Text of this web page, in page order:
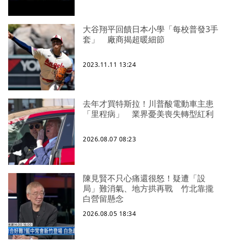
大谷翔平回饋日本小學「每校普發3手
套」 廠商揭超暖細節
2023.11.11 13:24
去年才買特斯拉！川普酸電動車主患
「里程病」 業界憂美喪失轉型紅利
2026.08.07 08:23
陳見賢不只心痛還很怒！疑遭「設
局」難消氣、地方拱再戰 竹北靠攏
白營留懸念
2026.08.05 18:34